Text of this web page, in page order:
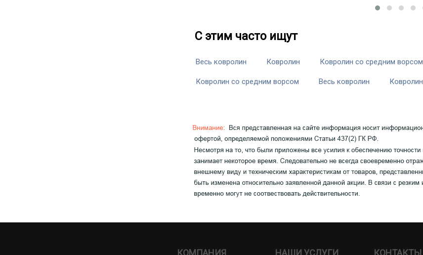
С этим часто ищут
Весь ковролин Ковролин Ковролин со средним ворсом
Ковролин со средним ворсом Весь ковролин Ковролин
КОМПАНИЯ НАШИ УСЛУГИ КОНТАКТЫ